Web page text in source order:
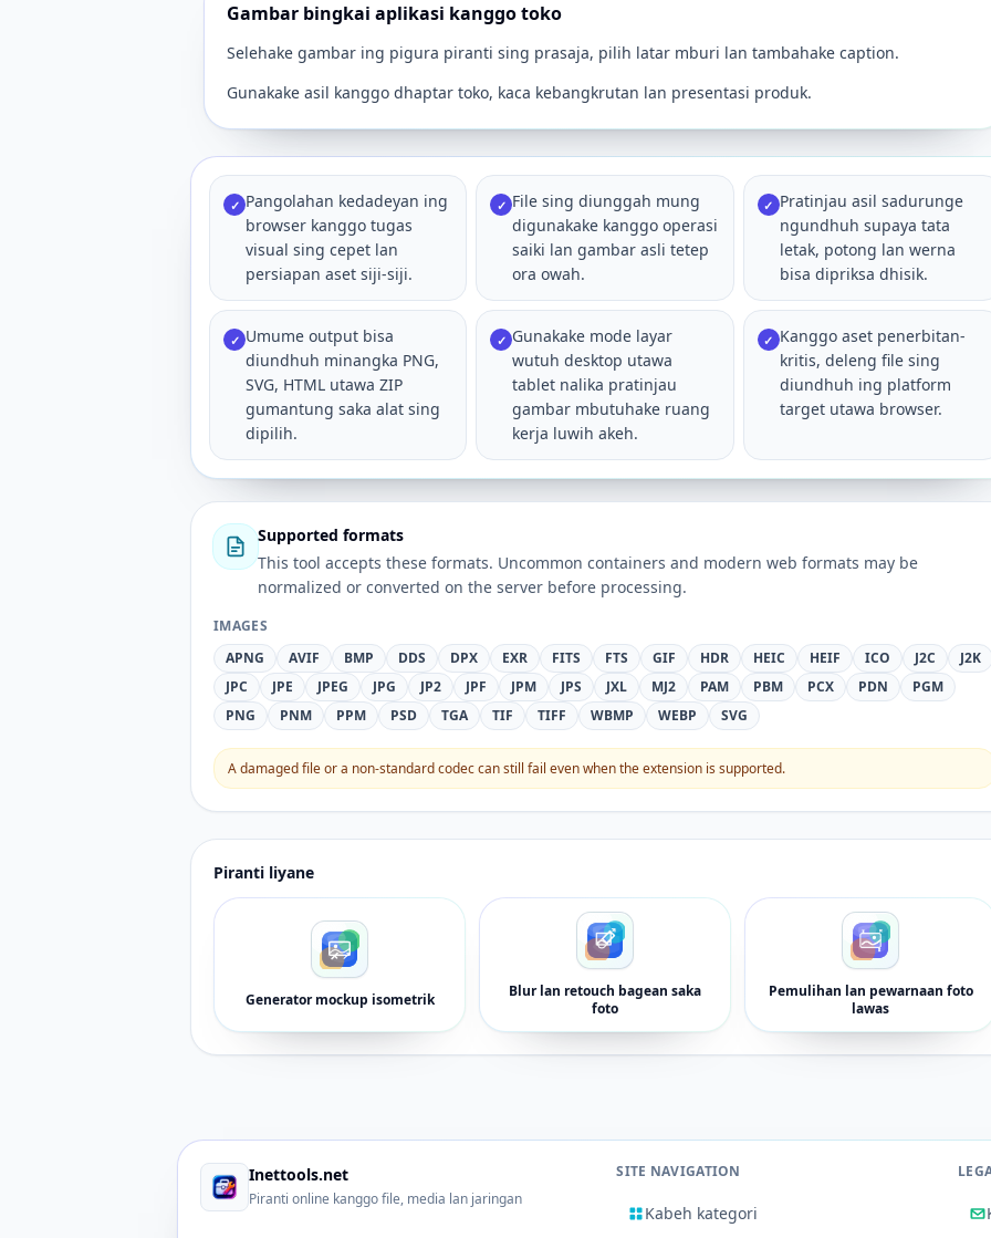
Gambar bingkai aplikasi kanggo toko
Selehake gambar ing pigura piranti sing prasaja, pilih latar mburi lan tambahake caption.
Gunakake asil kanggo dhaptar toko, kaca kebangkrutan lan presentasi produk.
✓ Pangolahan kedadeyan ing
browser kanggo tugas
visual sing cepet lan
persiapan aset siji-siji.
✓ File sing diunggah mung
digunakake kanggo operasi
saiki lan gambar asli tetep
ora owah.
✓ Pratinjau asil sadurunge
ngundhuh supaya tata
letak, potong lan werna
bisa dipriksa dhisik.
✓ Umume output bisa
diundhuh minangka PNG,
SVG, HTML utawa ZIP
gumantung saka alat sing
dipilih.
✓ Gunakake mode layar
wutuh desktop utawa
tablet nalika pratinjau
gambar mbutuhake ruang
kerja luwih akeh.
✓ Kanggo aset penerbitan-
kritis, deleng file sing
diundhuh ing platform
target utawa browser.
Supported formats
This tool accepts these formats. Uncommon containers and modern web formats may be
normalized or converted on the server before processing.
IMAGES
APNG
AVIF BMP DDS DPX EXR FITS FTS GIF HDR HEIC HEIF ICO J2C
J2K
JPC
JPE JPEG JPG JP2 JPF JPM JPS JXL MJ2 PAM PBM PCX PDN
PGM
PNG
PNM PPM PSD TGA TIF TIFF WBMP WEBP SVG
A damaged file or a non-standard codec can still fail even when the extension is supported.
Piranti liyane
Generator mockup isometrik
Blur lan retouch bagean saka
foto
Pemulihan lan pewarnaan foto
lawas
Inettools.net
Piranti online kanggo file, media lan jaringan
SITE NAVIGATION
Kabeh kategori